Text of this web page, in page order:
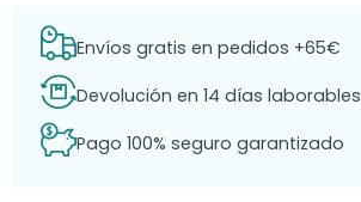
Envíos gratis en pedidos +65€
Devolución en 14 días laborables
Pago 100% seguro garantizado